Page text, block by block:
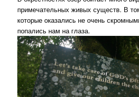
примечательных живых существ. В
которые оказались не очень
попались нам на глаза.